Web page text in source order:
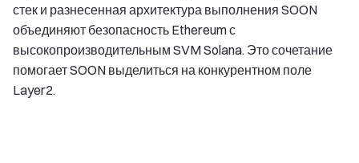
стек и разнесенная архитектура выполнения SOON
объединяют безопасность Ethereum с
высокопроизводительным SVM Solana. Это сочетание
помогает SOON выделиться на конкурентном поле
Layer2.